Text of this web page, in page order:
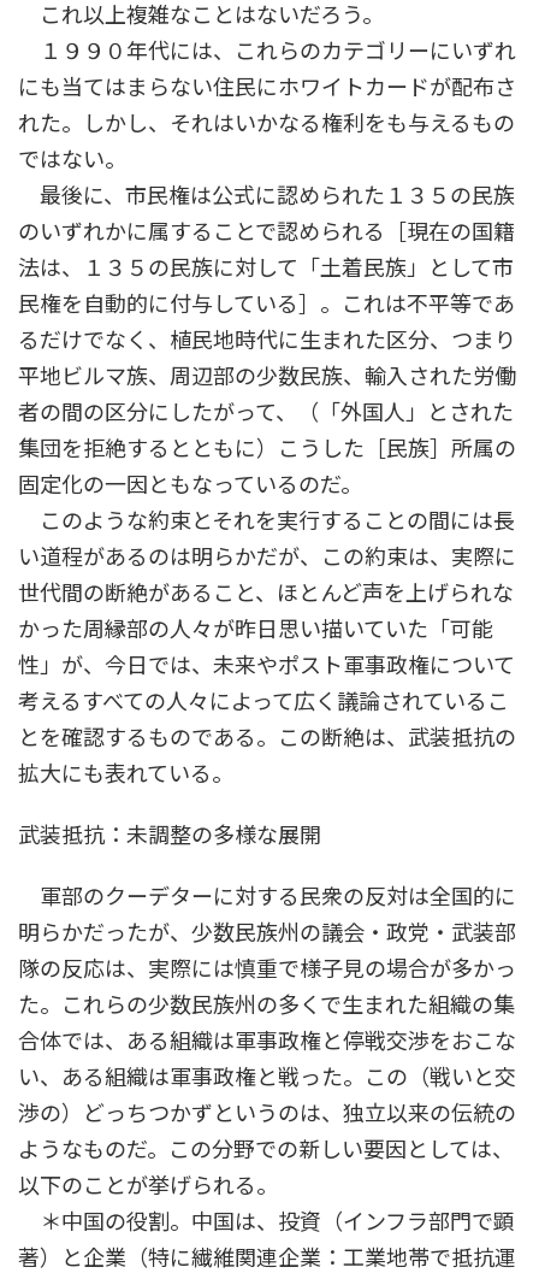
これ以上複雑なことはないだろう。
１９９０年代には、これらのカテゴリーにいずれ
にも当てはまらない住民にホワイトカードが配布さ
れた。しかし、それはいかなる権利をも与えるもの
ではない。
最後に、市民権は公式に認められた１３５の民族
のいずれかに属することで認められる［現在の国籍
法は、１３５の民族に対して「土着民族」として市
民権を自動的に付与している］。これは不平等であ
るだけでなく、植民地時代に生まれた区分、つまり
平地ビルマ族、周辺部の少数民族、輸入された労働
者の間の区分にしたがって、（「外国人」とされた
集団を拒絶するとともに）こうした［民族］所属の
固定化の一因ともなっているのだ。
このような約束とそれを実行することの間には長
い道程があるのは明らかだが、この約束は、実際に
世代間の断絶があること、ほとんど声を上げられな
かった周縁部の人々が昨日思い描いていた「可能
性」が、今日では、未来やポスト軍事政権について
考えるすべての人々によって広く議論されているこ
とを確認するものである。この断絶は、武装抵抗の
拡大にも表れている。
武装抵抗：未調整の多様な展開
軍部のクーデターに対する民衆の反対は全国的に
明らかだったが、少数民族州の議会・政党・武装部
隊の反応は、実際には慎重で様子見の場合が多かっ
た。これらの少数民族州の多くで生まれた組織の集
合体では、ある組織は軍事政権と停戦交渉をおこな
い、ある組織は軍事政権と戦った。この（戦いと交
渉の）どっちつかずというのは、独立以来の伝統の
ようなものだ。この分野での新しい要因としては、
以下のことが挙げられる。
＊中国の役割。中国は、投資（インフラ部門で顕
著）と企業（特に繊維関連企業：工業地帯で抵抗運